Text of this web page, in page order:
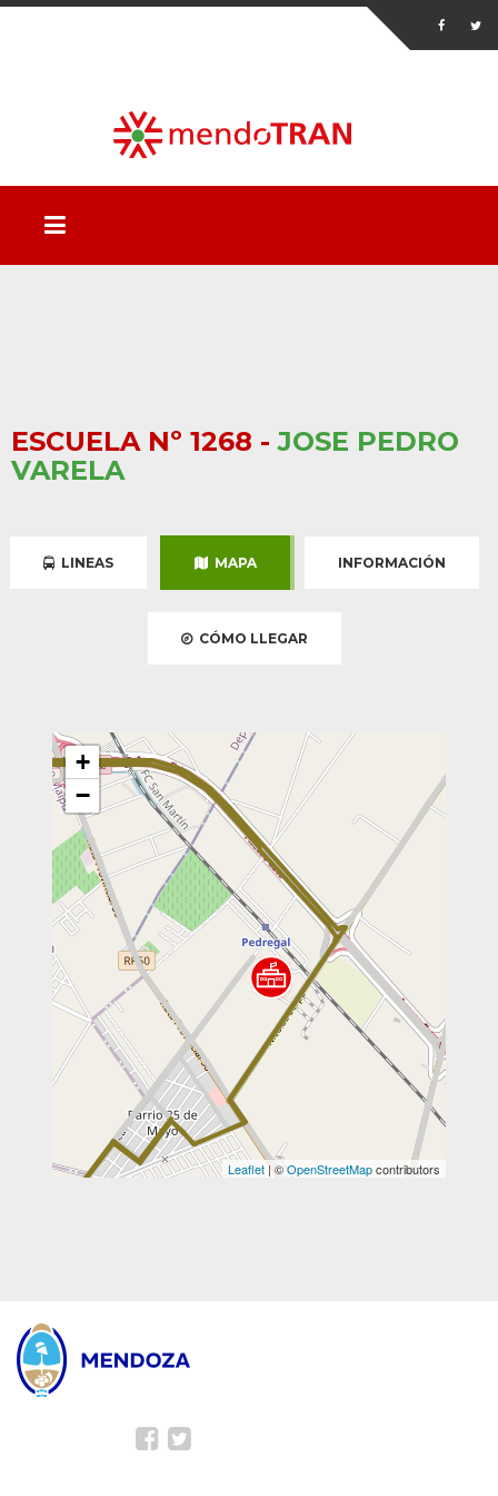
ESCUELA Nº 1268 -JOSE PEDRO
VARELA
LINEAS MAPA INFORMACIÓN
CÓMO LLEGAR
+
−
Leaflet| ©OpenStreetMapcontributors